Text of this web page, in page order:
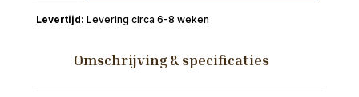
verticaal Levering circa 6-8 weken
Omschrijving & specificaties